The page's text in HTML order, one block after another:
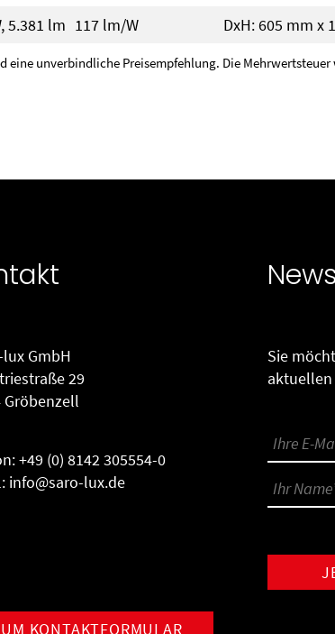
5.381 lm 117 lm/W DxH: 605 mm x
eine unverbindliche Preisempfehlung. Die
lux GmbH
29
Gröbenzell
+49 (0) 8142 305554-0
info@saro-lux.de
KONTAKTFORMULAR
Sie